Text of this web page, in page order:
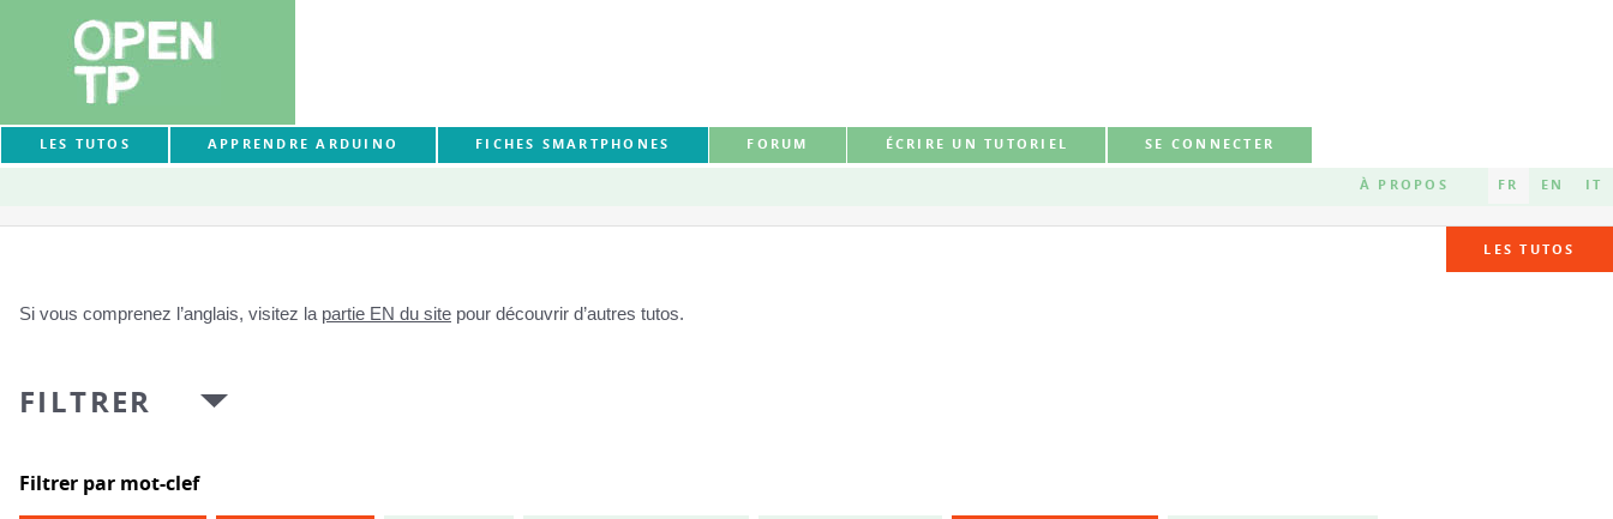
LES TUTOS APPRENDRE ARDUINO FICHES SMARTPHONES FORUM ÉCRIRE UN TUTORIEL SE CONNECTER
À PROPOS FR EN IT
LES TUTOS
Si vous comprenez l’anglais, visitez la partie EN du site pour découvrir d’autres tutos.
FILTRER
Filtrer par mot-clef